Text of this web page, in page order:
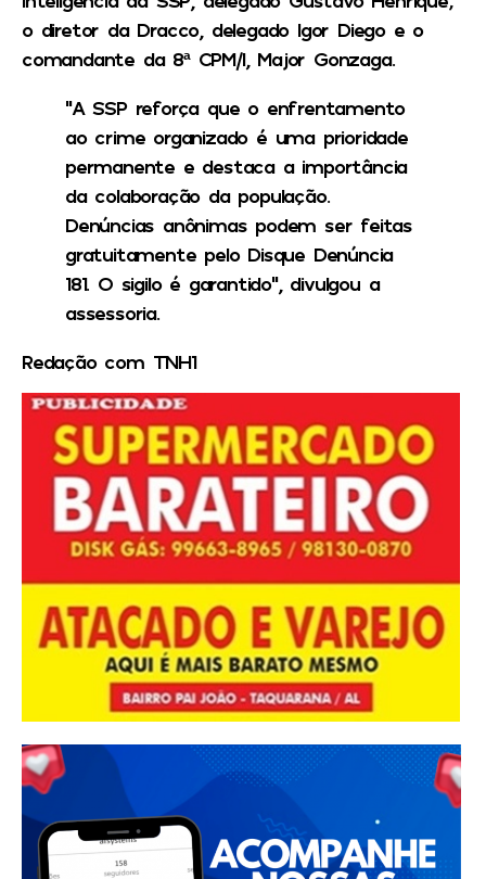
o diretor da Dracco, delegado Igor Diego e o
comandante da 8ª CPM/I, Major Gonzaga.
“A SSP reforça que o enfrentamento
ao crime organizado é uma prioridade
permanente e destaca a importância
da colaboração da população.
Denúncias anônimas podem ser feitas
gratuitamente pelo Disque Denúncia
181. O sigilo é garantido”, divulgou a
assessoria.
Redação com TNH1